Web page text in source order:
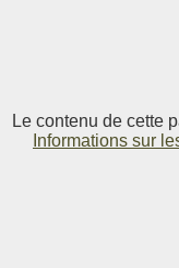
Le contenu de cette
Informations sur